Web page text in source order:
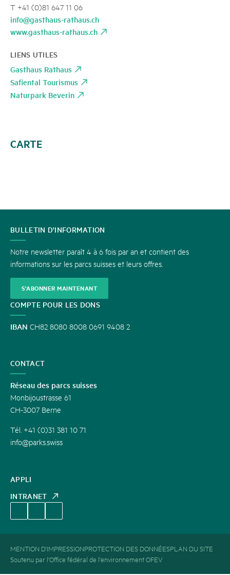
T +41 (0)81 647 11 06
info@gasthaus-rathaus.ch
www.gasthaus-rathaus.ch
LIENS UTILES
Gasthaus Rathaus
Safiental Tourismus
Naturpark Beverin
CARTE
CONTACT
APPLI
INTRANET
BULLETIN D'INFORMATION
Notre newsletter paraît 4 à 6 fois par an et contient des
informations sur les parcs suisses et leurs offres.
S'ABONNER MAINTENANT
COMPTE POUR LES DONS
IBAN CH82 8080 8008 0691 9408 2
CONTACT
Réseau des parcs suisses
Monbijoustrasse 61
CH-3007 Berne
Tél. +41 (0)31 381 10 71
info@parks.swiss
MENTION D'IMPRESSIONPROTECTION DES DONNÉESPLAN DU SITE
Soutenu par l'Office fédéral de l'environnement OFEV